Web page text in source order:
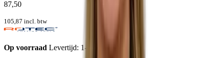
87,50
105,87 incl. btw
Op voorraad Levertijd: 1-2 werkdagen